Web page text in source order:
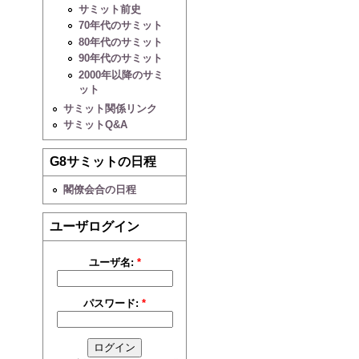
サミット前史
70年代のサミット
80年代のサミット
90年代のサミット
2000年以降のサミ
ット
サミット関係リンク
サミットQ&A
G8サミットの日程
閣僚会合の日程
ユーザログイン
ユーザ名: *
パスワード:*